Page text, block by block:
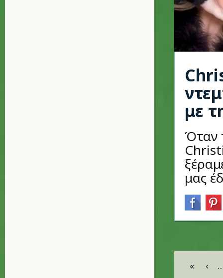
με
Όταν
μας
Σελίδες
« ‹